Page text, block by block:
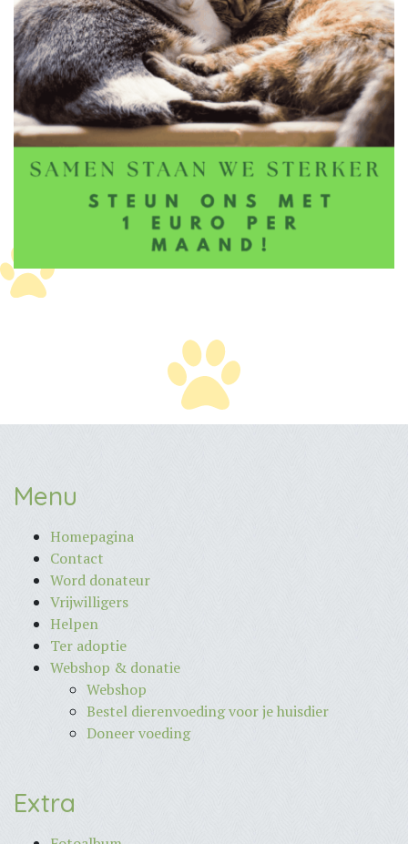
Menu
Homepagina
Contact
Word donateur
Vrijwilligers
Helpen
Ter adoptie
Webshop & donatie
Webshop
Bestel dierenvoeding voor je huisdier
Doneer voeding
Extra